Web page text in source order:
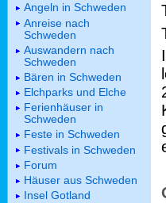
Angeln in Schweden
Anreise nach
Schweden
Auswandern nach
Schweden
Bären in Schweden
Elchparks und Elche
Ferienhäuser in
Schweden
Feste in Schweden
Festivals in Schweden
Forum
Häuser aus Schweden
Insel Gotland